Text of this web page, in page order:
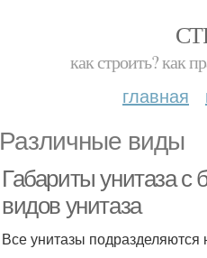
как строить? как
главная
Различные виды
Габариты унитаза с
видов унитаза
Все унитазы